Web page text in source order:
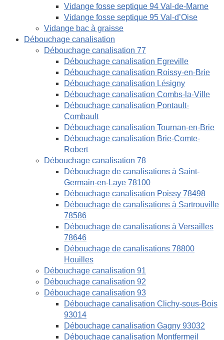
Vidange fosse septique 94 Val-de-Marne
Vidange fosse septique 95 Val-d’Oise
Vidange bac à graisse
Débouchage canalisation
Débouchage canalisation 77
Débouchage canalisation Egreville
Débouchage canalisation Roissy-en-Brie
Débouchage canalisation Lésigny
Débouchage canalisation Combs-la-Ville
Débouchage canalisation Pontault-
Combault
Débouchage canalisation Tournan-en-Brie
Débouchage canalisation Brie-Comte-
Robert
Débouchage canalisation 78
Débouchage de canalisations à Saint-
Germain-en-Laye 78100
Débouchage canalisation Poissy 78498
Débouchage de canalisations à Sartrouville
78586
Débouchage de canalisations à Versailles
78646
Débouchage de canalisations 78800
Houilles
Débouchage canalisation 91
Débouchage canalisation 92
Débouchage canalisation 93
Débouchage canalisation Clichy-sous-Bois
93014
Débouchage canalisation Gagny 93032
Débouchage canalisation Montfermeil